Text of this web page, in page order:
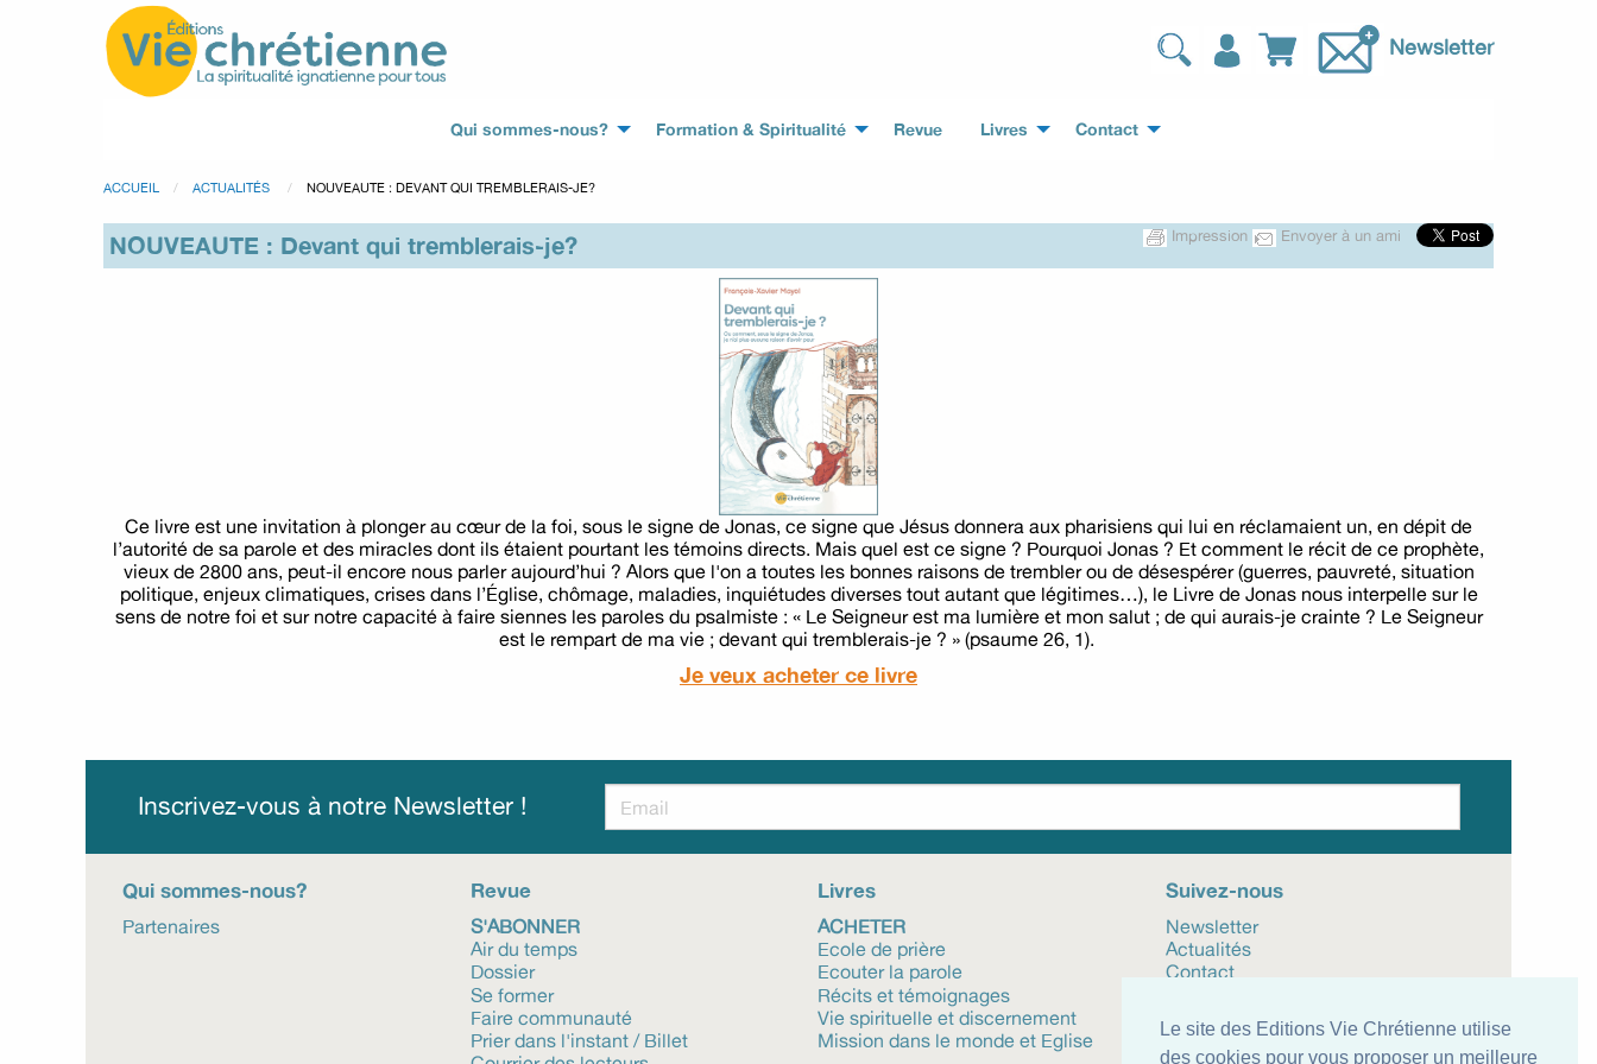
Le site des Editions Vie Chrétienne utilise
des cookies pour vous proposer un meilleure
Newsletter
Qui sommes-nous? Formation & Spiritualité Revue Livres Contact
ACCUEIL ACTUALITÉS NOUVEAUTE : DEVANT QUI TREMBLERAIS-JE?
Impression Envoyer à un ami
NOUVEAUTE : Devant qui tremblerais-je?
Ce livre est une invitation à plonger au cœur de la foi, sous le signe de Jonas, ce signe que Jésus donnera aux pharisiens qui lui en réclamaient un, en dépit de
l’autorité de sa parole et des miracles dont ils étaient pourtant les témoins directs. Mais quel est ce signe ? Pourquoi Jonas ? Et comment le récit de ce prophète,
vieux de 2800 ans, peut-il encore nous parler aujourd’hui ? Alors que l'on a toutes les bonnes raisons de trembler ou de désespérer (guerres, pauvreté, situation
politique, enjeux climatiques, crises dans l’Église, chômage, maladies, inquiétudes diverses tout autant que légitimes…), le Livre de Jonas nous interpelle sur le
sens de notre foi et sur notre capacité à faire siennes les paroles du psalmiste : « Le Seigneur est ma lumière et mon salut ; de qui aurais-je crainte ? Le Seigneur
est le rempart de ma vie ; devant qui tremblerais-je ? » (psaume 26, 1).
Je veux acheter ce livre
Inscrivez-vous à notre Newsletter !
Qui sommes-nous?
Partenaires
Revue
S'ABONNER
Air du temps
Dossier
Se former
Faire communauté
Prier dans l'instant / Billet
Livres
ACHETER
Ecole de prière
Ecouter la parole
Récits et témoignages
Vie spirituelle et discernement
Mission dans le monde et Eglise
Suivez-nous
Newsletter
Actualités
Contact
CGV